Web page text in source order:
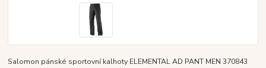
Salomon pánské sportovní kalhoty ELEMENTAL AD PANT MEN 370843